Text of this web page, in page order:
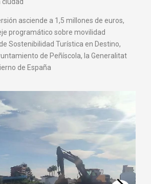
asciende a 1,5 millones de euros,
programático sobre movilidad
Sostenibilidad Turística en Destino,
de Peñíscola, la Generalitat
de España